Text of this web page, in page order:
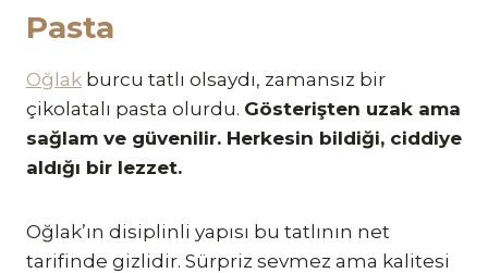
Pasta
Oğlak burcu tatlı olsaydı, zamansız bir
çikolatalı pasta olurdu. Gösterişten uzak ama
sağlam ve güvenilir. Herkesin bildiği, ciddiye
aldığı bir lezzet.
Oğlak’ın disiplinli yapısı bu tatlının net
tarifinde gizlidir. Sürpriz sevmez ama kalitesi